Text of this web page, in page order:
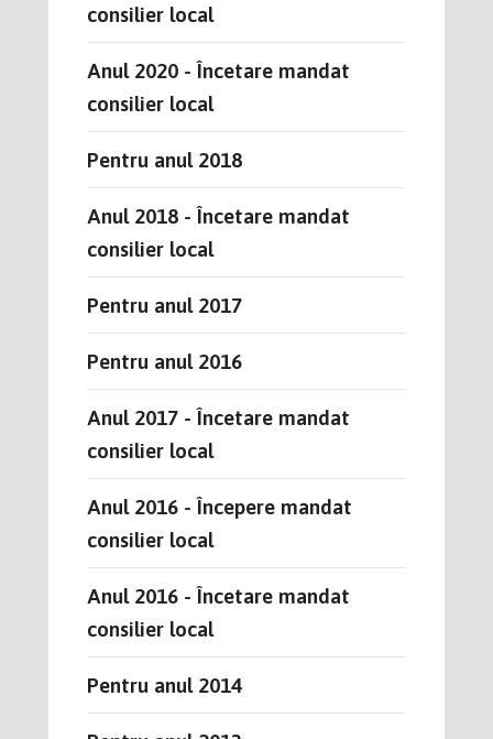
consilier local
Anul 2020 - Încetare mandat
consilier local
Pentru anul 2018
Anul 2018 - Încetare mandat
consilier local
Pentru anul 2017
Pentru anul 2016
Anul 2017 - Încetare mandat
consilier local
Anul 2016 - Începere mandat
consilier local
Anul 2016 - Încetare mandat
consilier local
Pentru anul 2014